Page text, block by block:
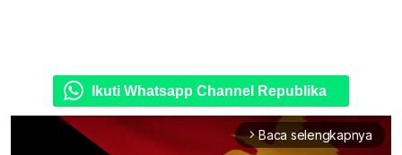
Ikuti Whatsapp Channel Republika
arrow_forward_ios Baca selengkapnya